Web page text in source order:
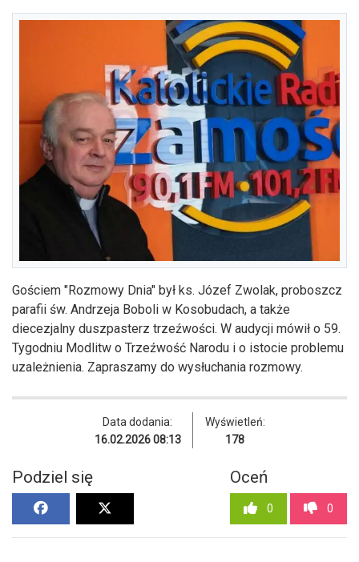
Gościem "Rozmowy Dnia" był ks. Józef Zwolak, proboszcz
parafii św. Andrzeja Boboli w Kosobudach, a także
diecezjalny duszpasterz trzeźwości. W audycji mówił o 59.
Tygodniu Modlitw o Trzeźwość Narodu i o istocie problemu
uzależnienia. Zapraszamy do wysłuchania rozmowy.
Data dodania:
16.02.2026 08:13
Wyświetleń:
178
Podziel się Oceń
0 0